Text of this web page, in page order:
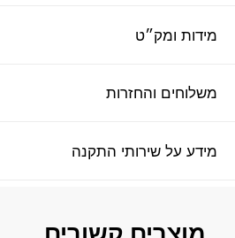
מידות ומק״ט
משלוחים והחזרות
מידע על שירותי התקנה